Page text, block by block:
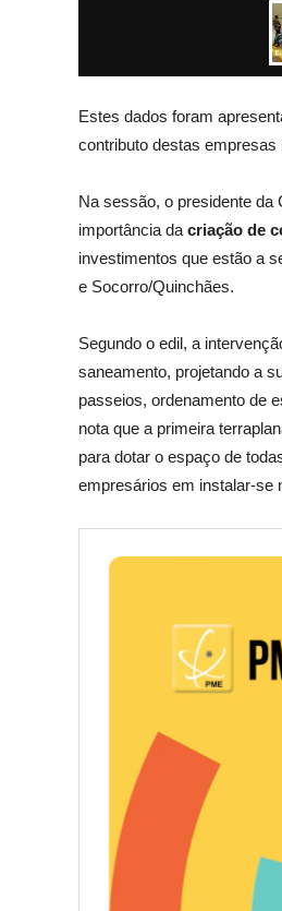
Estes dados foram
contributo destas empresas
Na sessão, o presidente da
importância da criação de
investimentos que estão a
e Socorro/Quinchães.
Segundo o edil, a
saneamento, projetando a
passeios, ordenamento de
nota que a primeira
para dotar o espaço de
empresários em instalar-se